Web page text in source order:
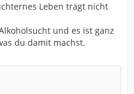
Leben trägt nicht
und es ist ganz
du damit machst.